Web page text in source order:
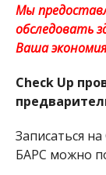
Мы
обследовать
Ваша
Check Up
Записаться
БАРС можно